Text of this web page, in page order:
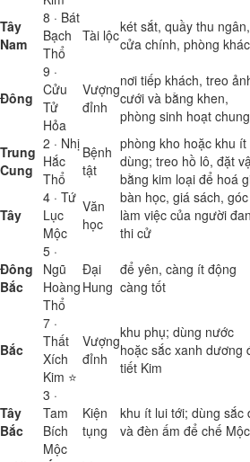
Tây
Nam
8 · Bát
Bạch
Thổ
Tài lộckét sắt, quầy thu ngân,
cửa chính, phòng
Đông
9 ·
Cửu
Tử
Hỏa
Vượng
đỉnh
nơi tiếp khách, treo
cưới và bằng khen,
phòng sinh hoạt chung
Trung
Cung
2 · Nhị
Hắc
Thổ
Bệnh
tật
phòng kho hoặc khu ít
dùng; treo hồ lô, đặt
bằng kim loại để hoá
Tây
4 · Tứ
Lục
Mộc
Văn
học
bàn học, giá sách, góc
làm việc của người
thi cử
Đông
Bắc
5 ·
Ngũ
Hoàng
Thổ
Đại
Hung
để yên, càng ít động
càng tốt
Bắc
7 ·
Thất
Xích
Kim ⭐
Vượng
đỉnh
khu phụ; dùng nước
hoặc sắc xanh dương
tiết Kim
Tây
Bắc
3 ·
Tam
Bích
Mộc
Kiện
tụng
khu ít lui tới; dùng sắc
và đèn ấm để chế Mộc